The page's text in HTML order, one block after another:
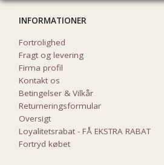
INFORMATIONER
Fortrolighed
Fragt og levering
Firma profil
Kontakt os
Betingelser & Vilkår
Returneringsformular
Oversigt
Loyalitetsrabat - FÅ EKSTRA RABAT
Fortryd købet